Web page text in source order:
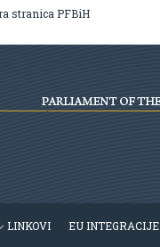
stranica PFBiH
LINKOVI EU INTEGRACIJE